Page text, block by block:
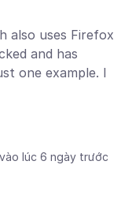
also uses Firefox
and has
one example. I
lúc 6 ngày trước